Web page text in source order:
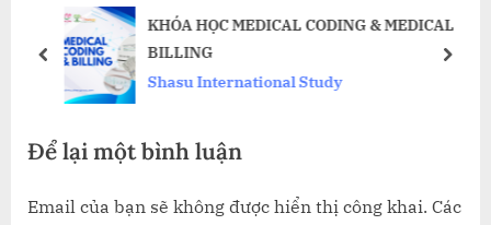
o
:
t
KHÓA HỌC MEDICAL CODING & MEDICAL
BILLING
Shasu International Study
prev next
Để lại một bình luận
Email của bạn sẽ không được hiển thị công khai. Các